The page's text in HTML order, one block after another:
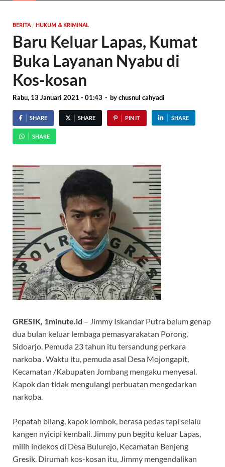
BERITA/ HUKUM & KRIMINAL
Baru Keluar Lapas, Kumat
Buka Layanan Nyabu di
Kos-kosan
Rabu, 13 Januari 2021 - 01:43 - bychusnul cahyadi
SHARE SHARE PIN IT SHARE
SHARE
GRESIK, 1minute.id – Jimmy Iskandar Putra belum genap
dua bulan keluar lembaga pemasyarakatan Porong,
Sidoarjo. Pemuda 23 tahun itu tersandung perkara
narkoba . Waktu itu, pemuda asal Desa Mojongapit,
Kecamatan /Kabupaten Jombang mengaku menyesal.
Kapok dan tidak mengulangi perbuatan mengedarkan
narkoba.
Pepatah bilang, kapok lombok, berasa pedas tapi selalu
kangen nyicipi kembali. Jimmy pun begitu keluar Lapas,
milih indekos di Desa Bulurejo, Kecamatan Benjeng
Gresik. Dirumah kos-kosan itu, Jimmy mengendalikan